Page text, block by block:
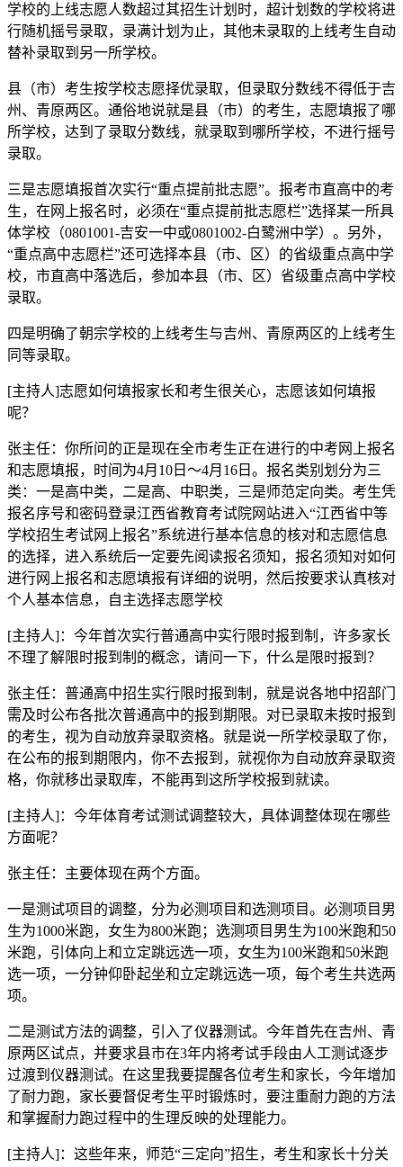
学校的上线志愿人数超过其招生计划时，超计划数的学校将进
行随机摇号录取，录满计划为止，其他未录取的上线考生自动
替补录取到另一所学校。
县（市）考生按学校志愿择优录取，但录取分数线不得低于吉
州、青原两区。通俗地说就是县（市）的考生，志愿填报了哪
所学校，达到了录取分数线，就录取到哪所学校，不进行摇号
录取。
三是志愿填报首次实行“重点提前批志愿”。报考市直高中的考
生，在网上报名时，必须在“重点提前批志愿栏”选择某一所具
体学校（0801001-吉安一中或0801002-白鹭洲中学）。另外，
“重点高中志愿栏”还可选择本县（市、区）的省级重点高中学
校，市直高中落选后，参加本县（市、区）省级重点高中学校
录取。
四是明确了朝宗学校的上线考生与吉州、青原两区的上线考生
同等录取。
[主持人]志愿如何填报家长和考生很关心，志愿该如何填报
呢？
张主任：你所问的正是现在全市考生正在进行的中考网上报名
和志愿填报，时间为4月10日～4月16日。报名类别划分为三
类：一是高中类，二是高、中职类，三是师范定向类。考生凭
报名序号和密码登录江西省教育考试院网站进入“江西省中等
学校招生考试网上报名”系统进行基本信息的核对和志愿信息
的选择，进入系统后一定要先阅读报名须知，报名须知对如何
进行网上报名和志愿填报有详细的说明，然后按要求认真核对
个人基本信息，自主选择志愿学校
[主持人]：今年首次实行普通高中实行限时报到制，许多家长
不理了解限时报到制的概念，请问一下，什么是限时报到？
张主任：普通高中招生实行限时报到制，就是说各地中招部门
需及时公布各批次普通高中的报到期限。对已录取未按时报到
的考生，视为自动放弃录取资格。就是说一所学校录取了你，
在公布的报到期限内，你不去报到，就视你为自动放弃录取资
格，你就移出录取库，不能再到这所学校报到就读。
[主持人]：今年体育考试测试调整较大，具体调整体现在哪些
方面呢？
张主任：主要体现在两个方面。
一是测试项目的调整，分为必测项目和选测项目。必测项目男
生为1000米跑，女生为800米跑；选测项目男生为100米跑和50
米跑，引体向上和立定跳远选一项，女生为100米跑和50米跑
选一项，一分钟仰卧起坐和立定跳远选一项，每个考生共选两
项。
二是测试方法的调整，引入了仪器测试。今年首先在吉州、青
原两区试点，并要求县市在3年内将考试手段由人工测试逐步
过渡到仪器测试。在这里我要提醒各位考生和家长，今年增加
了耐力跑，家长要督促考生平时锻炼时，要注重耐力跑的方法
和掌握耐力跑过程中的生理反映的处理能力。
[主持人]：这些年来，师范“三定向”招生，考生和家长十分关